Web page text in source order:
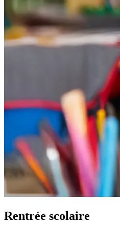
Rentrée scolaire